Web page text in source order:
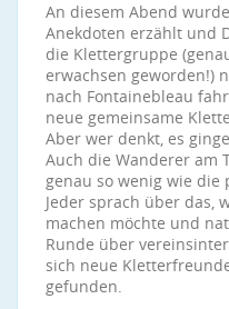
An diesem Abend
Anekdoten erzählt und
die Klettergruppe
erwachsen geworden!)
nach Fontainebleau
neue gemeinsame
Aber wer denkt, es
Auch die Wanderer am
genau so wenig wie
Jeder sprach über das,
machen möchte und
Runde über
sich neue
gefunden.